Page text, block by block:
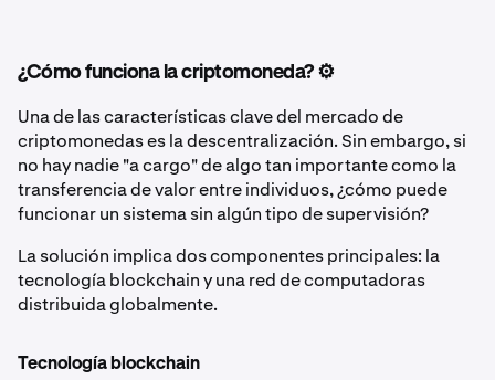
¿Cómo funciona la criptomoneda? ⚙️
Una de las características clave del mercado de
criptomonedas es la descentralización. Sin embargo, si
no hay nadie "a cargo" de algo tan importante como la
transferencia de valor entre individuos, ¿cómo puede
funcionar un sistema sin algún tipo de supervisión?
La solución implica dos componentes principales: la
tecnología blockchain y una red de computadoras
distribuida globalmente.
Tecnología blockchain